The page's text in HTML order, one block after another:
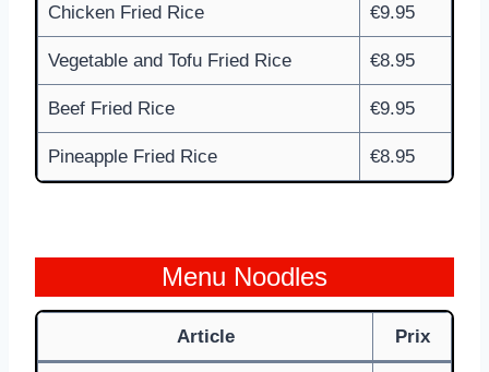
Chicken Fried Rice €9.95
Vegetable and Tofu Fried Rice €8.95
Beef Fried Rice €9.95
Pineapple Fried Rice €8.95
Menu Noodles
Article Prix